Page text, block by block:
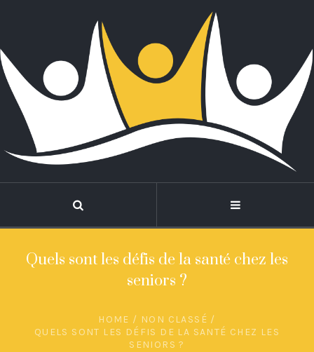
Quels sont les défis de la santé chez les
seniors ?
HOME / NON CLASSÉ /
QUELS SONT LES DÉFIS DE LA SANTÉ CHEZ LES
SENIORS ?